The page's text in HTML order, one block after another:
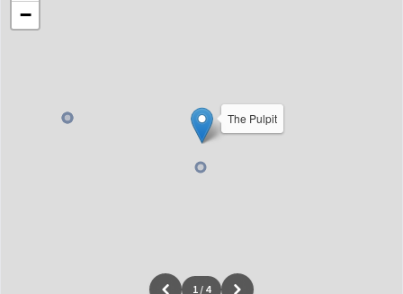
The Pulpit
−
1 / 4